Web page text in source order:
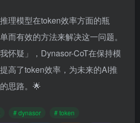
理模型在token效率方面的瓶
而有效的方法来解决这一问题。
怀疑」，Dynasor-CoT在保持模
高了token效率，为未来的AI推
思路。🌟
# dynasor
# token